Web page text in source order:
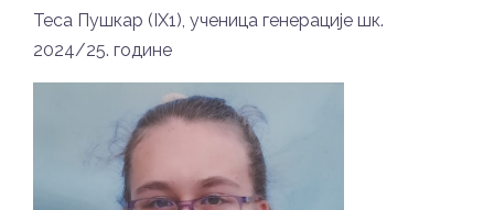
Теса Пушкар (IX1), ученица генерације шк.
2024/25. године